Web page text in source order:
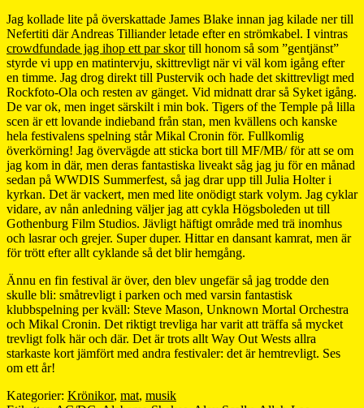
Jag kollade lite på överskattade James Blake innan jag kilade ner till
Nefertiti där Andreas Tilliander letade efter en strömkabel. I vintras
crowdfundade jag ihop ett par skortill honom så som ”gentjänst”
styrde vi upp en matintervju, skittrevligt när vi väl kom igång efter
en timme. Jag drog direkt till Pustervik och hade det skittrevligt med
Rockfoto-Ola och resten av gänget. Vid midnatt drar så Syket igång.
De var ok, men inget särskilt i min bok. Tigers of the Temple på lilla
scen är ett lovande indieband från stan, men kvällens och kanske
hela festivalens spelning står Mikal Cronin för. Fullkomlig
överkörning! Jag övervägde att sticka bort till MF/MB/ för att se om
jag kom in där, men deras fantastiska liveakt såg jag ju för en månad
sedan på WWDIS Summerfest, så jag drar upp till Julia Holter i
kyrkan. Det är vackert, men med lite onödigt stark volym. Jag cyklar
vidare, av nån anledning väljer jag att cykla Högsboleden ut till
Gothenburg Film Studios. Jävligt häftigt område med trä inomhus
och lasrar och grejer. Super duper. Hittar en dansant kamrat, men är
för trött efter allt cyklande så det blir hemgång.
Ännu en fin festival är över, den blev ungefär så jag trodde den
skulle bli: småtrevligt i parken och med varsin fantastisk
klubbspelning per kväll: Steve Mason, Unknown Mortal Orchestra
och Mikal Cronin. Det riktigt trevliga har varit att träffa så mycket
trevligt folk här och där. Det är trots allt Way Out Wests allra
starkaste kort jämfört med andra festivaler: det är hemtrevligt. Ses
om ett år!
Kategorier: Krönikor, mat, musik